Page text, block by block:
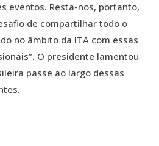
eventos. Resta-nos, portanto,
de compartilhar todo o
no âmbito da ITA com essas
O presidente lamentou
passe ao largo dessas